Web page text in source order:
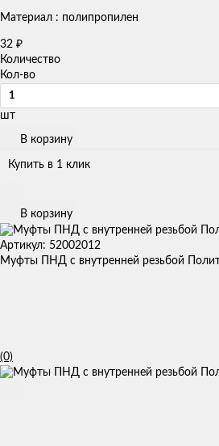
Материал : полипропилен
32 ₽
Количество
Кол-во
шт
В корзину
Купить в 1 клик
В корзину
Артикул: 52002012
Муфты ПНД с внутренней резьбой
(0)